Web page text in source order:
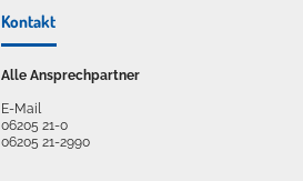
Kontakt
Alle Ansprechpartner
E-Mail
06205 21-0
06205 21-2990